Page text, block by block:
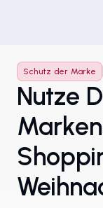
Schutz der Marke
Nutze